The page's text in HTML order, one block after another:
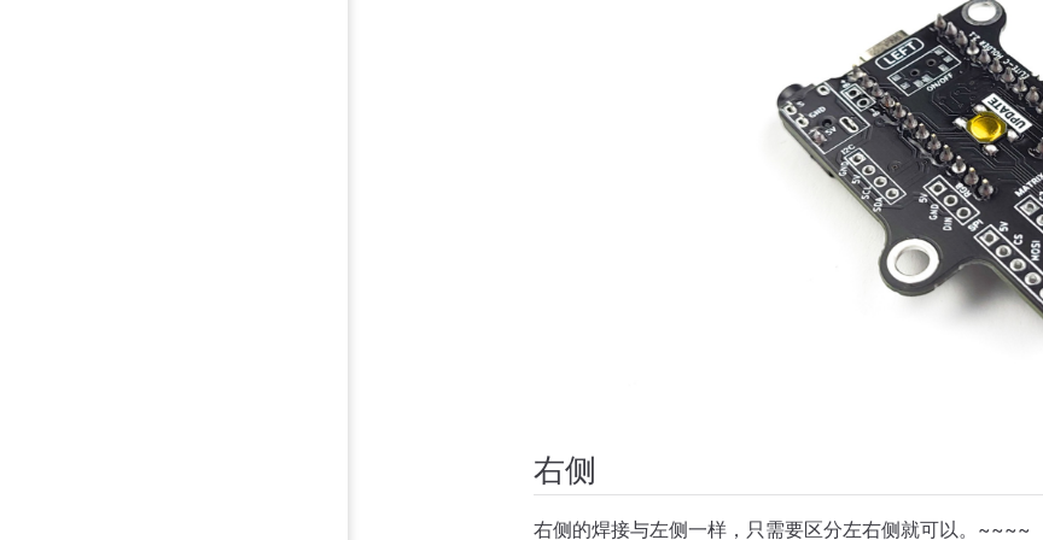
右侧
右侧的焊接与左侧一样，只需要区分左右侧就可以。~~~~